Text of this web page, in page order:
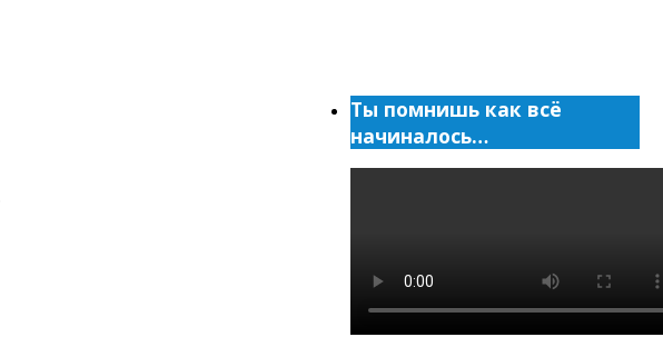
Ты помнишь как всё
начиналось…